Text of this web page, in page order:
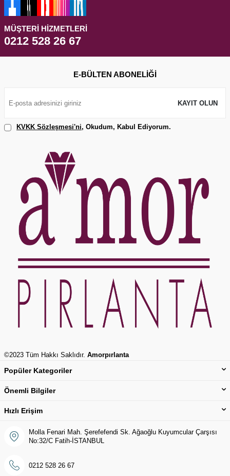
MÜŞTERI HIZMETLERI
0212 528 26 67
E-BÜLTEN ABONELIĞI
KAYIT OLUN
KVKK Sözleşmesi'ni, Okudum, Kabul Ediyorum.
©2023 Tüm Hakkı Saklıdır. Amorpırlanta
Popüler Kategoriler
Önemli Bilgiler
Hızlı Erişim
Molla Fenari Mah. Şerefefendi Sk. Ağaoğlu Kuyumcular Çarşısı
No:32/C Fatih-İSTANBUL
0212 528 26 67